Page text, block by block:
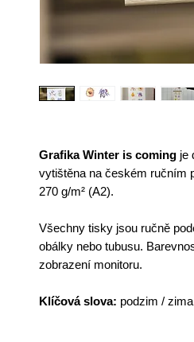
Grafika Winter is coming je
vytištěna na českém ručním
270 g/m² (A2).
Všechny tisky jsou ručně
obálky nebo tubusu.
zobrazení monitoru.
Klíčová slova: podzim /